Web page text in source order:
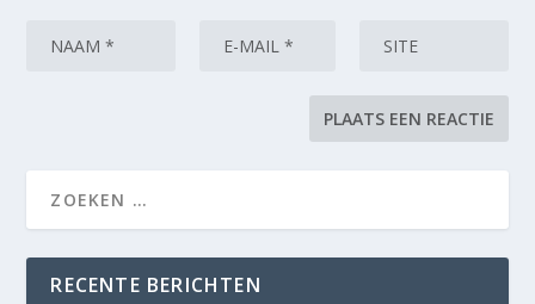
RECENTE BERICHTEN